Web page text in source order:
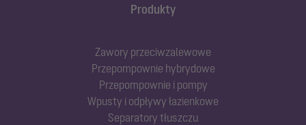
Produkty
Zawory przeciwzalewowe
Przepompownie hybrydowe
Przepompownie i pompy
Wpusty i odpływy łazienkowe
Separatory tłuszczu